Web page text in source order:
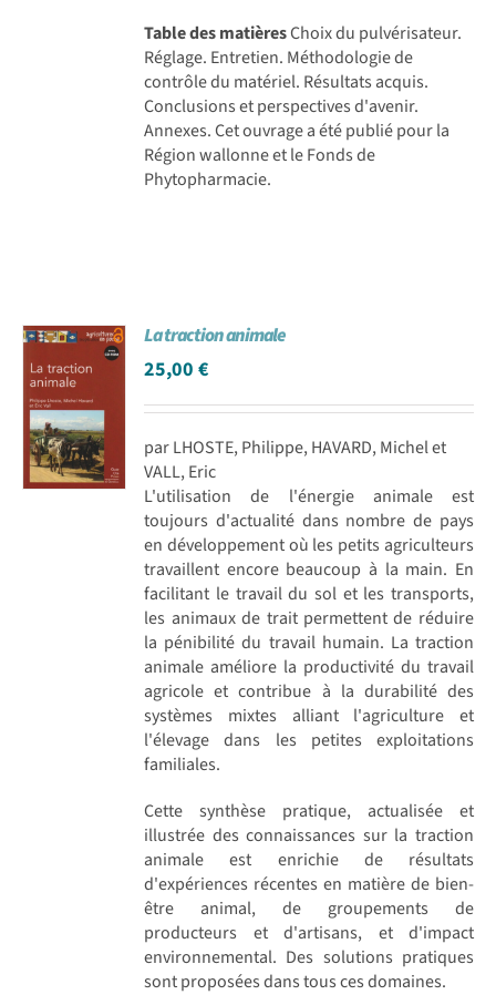
Table des matièresChoix du pulvérisateur.
Réglage. Entretien. Méthodologie de
contrôle du matériel. Résultats acquis.
Conclusions et perspectives d'avenir.
Annexes. Cet ouvrage a été publié pour la
Région wallonne et le Fonds de
Phytopharmacie.
La traction animale
25,00€
par LHOSTE, Philippe, HAVARD, Michel et
VALL, Eric
L'utilisation de l'énergie animale est
toujours d'actualité dans nombre de pays
en développement où les petits agriculteurs
travaillent encore beaucoup à la main. En
facilitant le travail du sol et les transports,
les animaux de trait permettent de réduire
la pénibilité du travail humain. La traction
animale améliore la productivité du travail
agricole et contribue à la durabilité des
systèmes mixtes alliant l'agriculture et
l'élevage dans les petites exploitations
familiales.
Cette synthèse pratique, actualisée et
illustrée des connaissances sur la traction
animale est enrichie de résultats
d'expériences récentes en matière de bien-
être animal, de groupements de
producteurs et d'artisans, et d'impact
environnemental. Des solutions pratiques
sont proposées dans tous ces domaines.